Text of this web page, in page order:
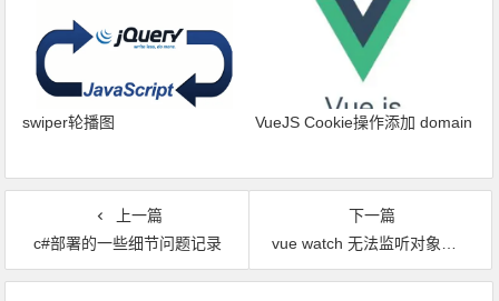
swiper轮播图 VueJS Cookie操作添加 domain
上一篇
c#部署的一些细节问题记录
下一篇
vue watch 无法监听对象里值的变化 问题解决